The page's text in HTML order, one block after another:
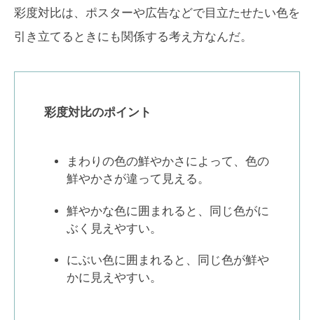
彩度対比は、ポスターや広告などで目立たせたい色を
引き立てるときにも関係する考え方なんだ。
彩度対比のポイント
まわりの色の鮮やかさによって、色の
鮮やかさが違って見える。
鮮やかな色に囲まれると、同じ色がに
ぶく見えやすい。
にぶい色に囲まれると、同じ色が鮮や
かに見えやすい。